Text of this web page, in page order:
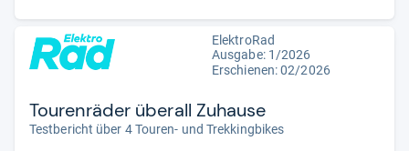
ElektroRad
Ausgabe: 1/2026
Erschienen:02/2026
Tourenräder überall Zuhause
Testbericht über 4 Touren- und Trekkingbikes